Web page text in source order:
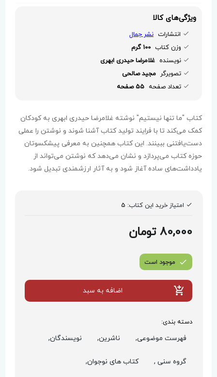
ویژگی‌های کالا
انتشارات نشر جمال
وزن کتاب 100 گرم
نویسنده غلامرضا حیدری ابهری
تصویرگر مجید صالحی
تعداد صفحه 55 صفحه
کتاب "ما تنها نیستیم" نوشته غلامرضا حیدری ابهری به کودکان
کمک می‌کند تا با فرایند تولید کتاب آشنا شوند و نوشتن را عملی
دست‌یافتنی ببینند. این کتاب همچنین به معرفی پیشکسوتان
حوزه کتاب می‌پردازد و نشان می‌دهد که نوشتن می‌تواند از
یادداشت‌های ساده آغاز شود و به آثار ارزشمندی تبدیل شود.
امتیاز خرید این کتاب: 5
80,000 تومان
موجود است
اضافه به سبد
دسته بندی:
فهرست موضوعی, ناشرین, نویسندگان,
گروه سنی , کتاب های نوجوان,